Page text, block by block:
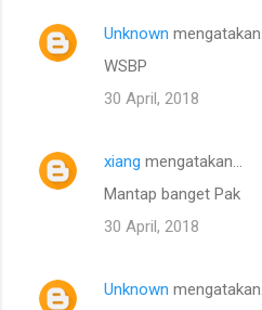
a
Unknown mengatakan…
WSBP
30 April, 2018
xiang mengatakan…
Mantap banget Pak
30 April, 2018
Unknown mengatakan…